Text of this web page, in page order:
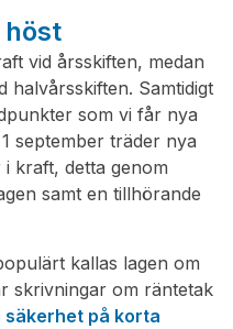
höst
vid årsskiften, medan
halvårsskiften. Samtidigt
som vi får nya
september träder nya
kraft, detta genom
samt en tillhörande
kallas lagen om
skrivningar om räntetak
säkerhet på korta